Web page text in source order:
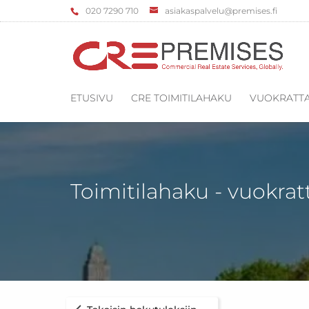
‌020 7290 710 asiakaspalvelu@premises.fi
ETUSIVU CRE TOIMITILAHAKU
Toimitilahaku -